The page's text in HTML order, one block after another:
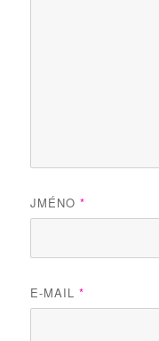
JMÉNO*
E-MAIL*